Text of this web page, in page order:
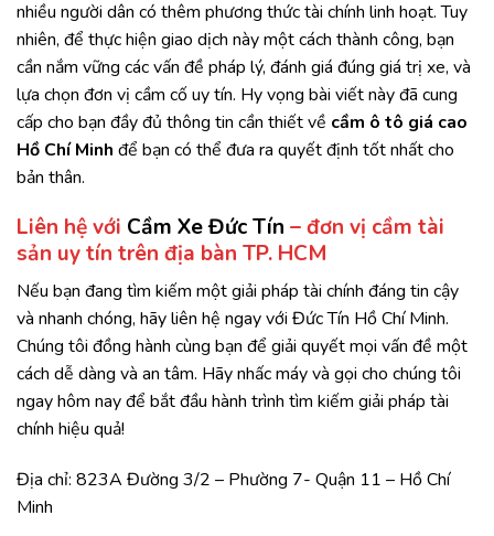
nhiều người dân có thêm phương thức tài chính linh hoạt. Tuy
nhiên, để thực hiện giao dịch này một cách thành công, bạn
cần nắm vững các vấn đề pháp lý, đánh giá đúng giá trị xe, và
lựa chọn đơn vị cầm cố uy tín. Hy vọng bài viết này đã cung
cấp cho bạn đầy đủ thông tin cần thiết về cầm ô tô giá cao
Hồ Chí Minh để bạn có thể đưa ra quyết định tốt nhất cho
bản thân.
Liên hệ với Cầm Xe Đức Tín – đơn vị cầm tài
sản uy tín trên địa bàn TP. HCM
Nếu bạn đang tìm kiếm một giải pháp tài chính đáng tin cậy
và nhanh chóng, hãy liên hệ ngay với Đức Tín Hồ Chí Minh.
Chúng tôi đồng hành cùng bạn để giải quyết mọi vấn đề một
cách dễ dàng và an tâm. Hãy nhấc máy và gọi cho chúng tôi
ngay hôm nay để bắt đầu hành trình tìm kiếm giải pháp tài
chính hiệu quả!
Địa chỉ: 823A Đường 3/2 – Phường 7- Quận 11 – Hồ Chí
Minh